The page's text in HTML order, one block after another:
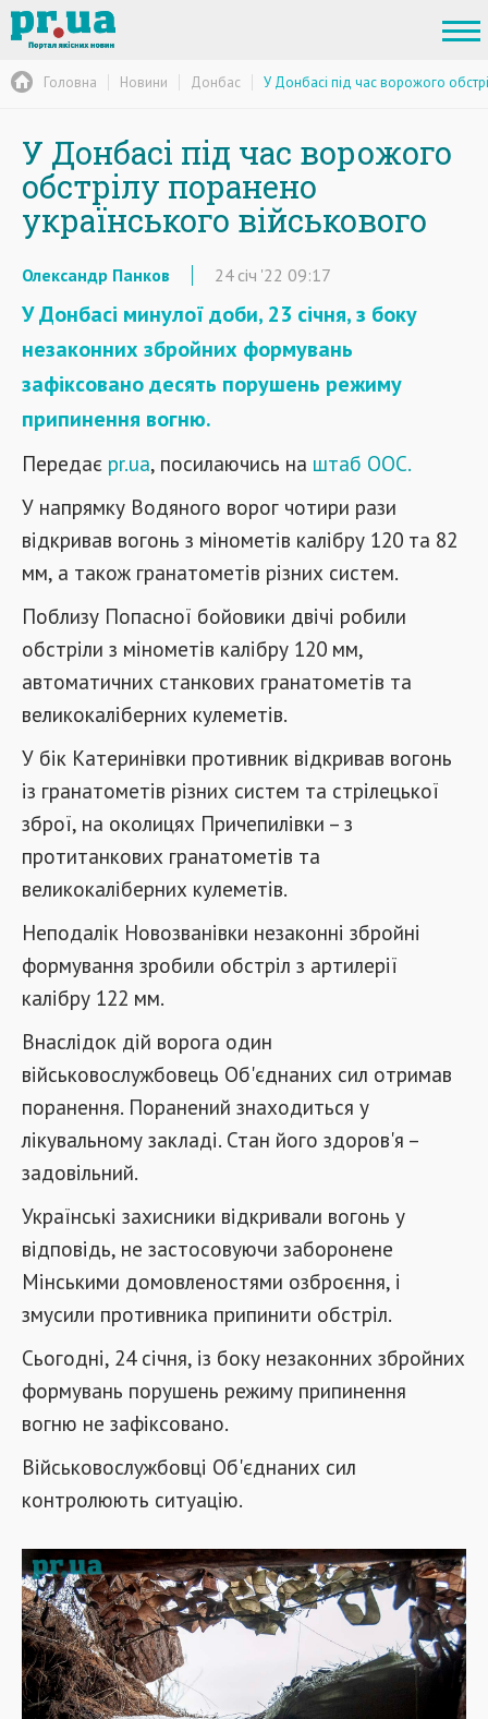
Головна Новини Донбас У Донбасі під час ворожого
У Донбасі під час ворожого
обстрілу поранено
українського військового
Олександр Панков 24 січ '22 09:17
У Донбасі минулої доби, 23 січня, з боку
незаконних збройних формувань
зафіксовано десять порушень режиму
припинення вогню.
Передає pr.ua, посилаючись на штаб ООС.
У напрямку Водяного ворог чотири рази
відкривав вогонь з мінометів калібру 120 та 82
мм, а також гранатометів різних систем.
Поблизу Попасної бойовики двічі робили
обстріли з мінометів калібру 120 мм,
автоматичних станкових гранатометів та
великокаліберних кулеметів.
У бік Катеринівки противник відкривав вогонь
із гранатометів різних систем та стрілецької
зброї, на околицях Причепилівки – з
протитанкових гранатометів та
великокаліберних кулеметів.
Неподалік Новозванівки незаконні збройні
формування зробили обстріл з артилерії
калібру 122 мм.
Внаслідок дій ворога один
військовослужбовець Об'єднаних сил отримав
поранення. Поранений знаходиться у
лікувальному закладі. Стан його здоров'я –
задовільний.
Українські захисники відкривали вогонь у
відповідь, не застосовуючи заборонене
Мінськими домовленостями озброєння, і
змусили противника припинити обстріл.
Сьогодні, 24 січня, із боку незаконних збройних
формувань порушень режиму припинення
вогню не зафіксовано.
Військовослужбовці Об'єднаних сил
контролюють ситуацію.